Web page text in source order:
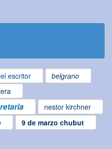
escritor
belgrano
nestor kirchner
9 de marzo chubut